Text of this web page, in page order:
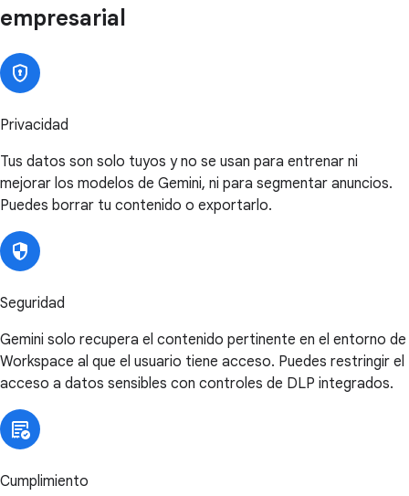
empresarial
Privacidad
Tus datos son solo tuyos y no se usan para entrenar ni
mejorar los modelos de Gemini, ni para segmentar anuncios.
Puedes borrar tu contenido o exportarlo.
Seguridad
Gemini solo recupera el contenido pertinente en el entorno de
Workspace al que el usuario tiene acceso. Puedes restringir el
acceso a datos sensibles con controles de DLP integrados.
Cumplimiento